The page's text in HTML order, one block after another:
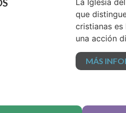
La Iglesia
que
cristianas
una acción
MÁS